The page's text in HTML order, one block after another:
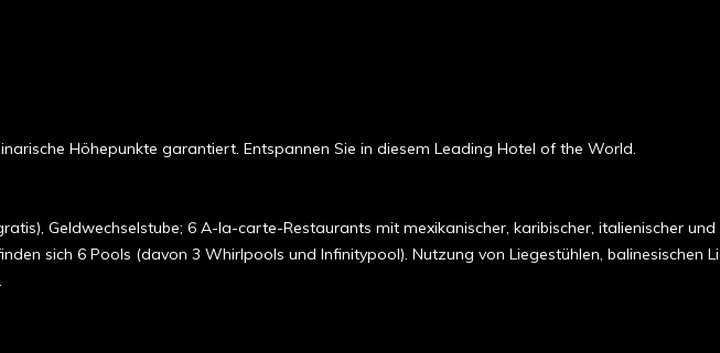
Höhepunkte garantiert. Entspannen Sie in diesem Leading Hotel of the World.
Geldwechselstube; 6 A-la-carte-Restaurants mit mexikanischer, karibischer, italienischer
sich 6 Pools (davon 3 Whirlpools und Infinitypool). Nutzung von Liegestühlen, balinesischen